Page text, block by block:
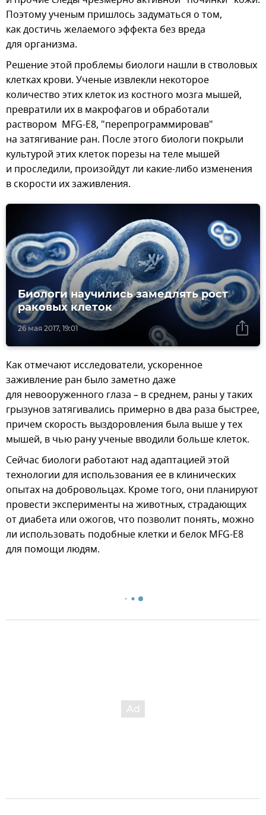
Поэтому ученым пришлось задуматься о том,
как достичь желаемого эффекта без вреда
для организма.
Решение этой проблемы биологи нашли в стволовых
клетках крови. Ученые извлекли некоторое
количество этих клеток из костного мозга мышей,
превратили их в макрофагов и обработали
раствором MFG-E8, "перепрограммировав"
на затягивание ран. После этого биологи покрыли
культурой этих клеток порезы на теле мышей
и проследили, произойдут ли какие-либо изменения
в скорости их заживления.
26 мая 2017, 19:01
Биологи научились замедлять рост
раковых клеток
Как отмечают исследователи, ускоренное
заживление ран было заметно даже
для невооруженного глаза – в среднем, раны у таких
грызунов затягивались примерно в два раза быстрее,
причем скорость выздоровления была выше у тех
мышей, в чью рану ученые вводили больше клеток.
Сейчас биологи работают над адаптацией этой
технологии для использования ее в клинических
опытах на добровольцах. Кроме того, они планируют
провести эксперименты на животных, страдающих
от диабета или ожогов, что позволит понять, можно
ли использовать подобные клетки и белок MFG-E8
для помощи людям.